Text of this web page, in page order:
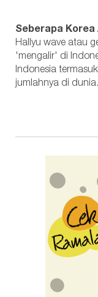
Seberapa Korea
Hallyu wave atau
'mengalir' di
Indonesia
jumlahnya di